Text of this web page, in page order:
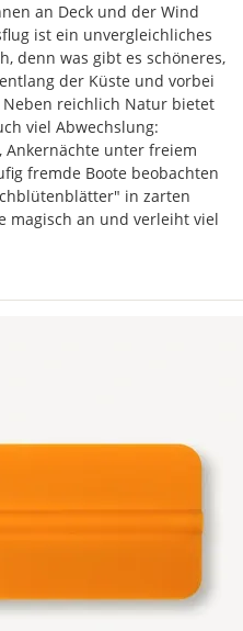
an Deck und der Wind
ist ein unvergleichliches
denn was gibt es schöneres,
der Küste und vorbei
reichlich Natur bietet
viel Abwechslung:
Ankernächte unter freiem
fremde Boote beobachten
in zarten
magisch an und verleiht viel